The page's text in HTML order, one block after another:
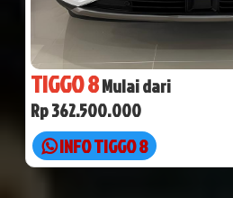
TIGGO 8Mulai dari
Rp 362.500.000
INFO TIGGO 8